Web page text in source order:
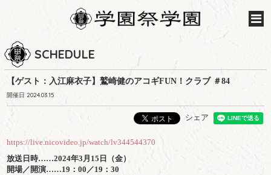
SCHEDULE
【ゲスト：入江麻衣子】鷲崎健のアコギFUN！クラブ ＃84
開催日 2024.03.15
シェア
https://live.nicovideo.jp/watch/lv344544370
放送日時……2024年3月15日（金）
開場／開演……19：00／19：30